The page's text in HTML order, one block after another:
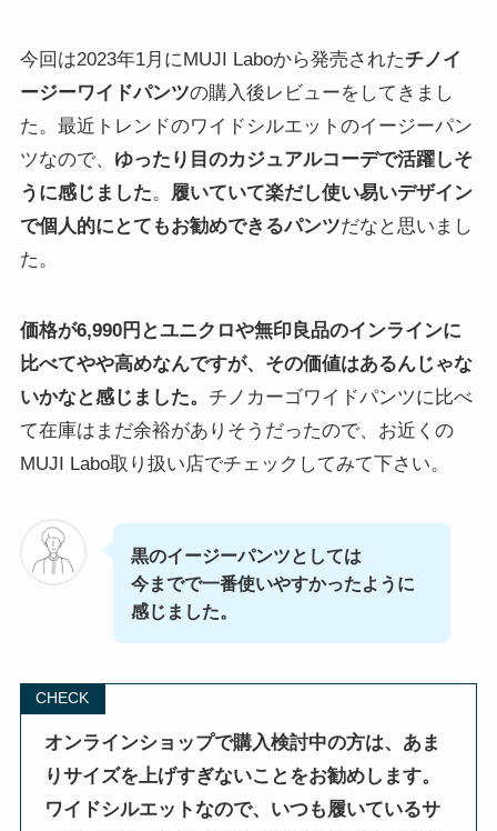
今回は2023年1月にMUJI Laboから発売されたチノイ
ージーワイドパンツの購入後レビューをしてきまし
た。最近トレンドのワイドシルエットのイージーパン
ツなので、 ゆったり目のカジュアルコーデで活躍しそ
うに感じました。 履いていて楽だし使い易いデザイン
で個人的にとてもお勧めできるパンツだなと思いまし
た。
価格が6,990円とユニクロや無印良品のインラインに
比べてやや高めなんですが、その価値はあるんじゃな
いかなと感じました。 チノカーゴワイドパンツに比べ
て在庫はまだ余裕がありそうだったので、お近くの
MUJI Labo取り扱い店でチェックしてみて下さい。
黒のイージーパンツとしては
今までで一番使いやすかったように
感じました。
CHECK
オンラインショップで購入検討中の方は、あま
りサイズを上げすぎないことをお勧めします。
ワイドシルエットなので、いつも履いているサ